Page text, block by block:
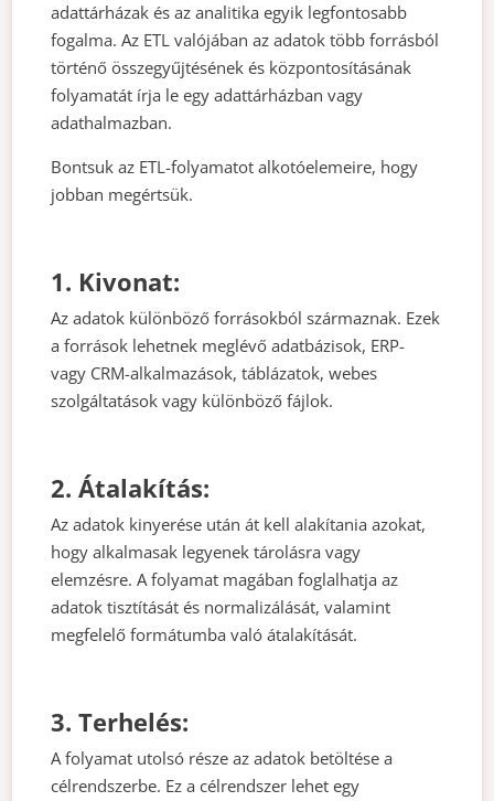
adattárházak és az analitika egyik legfontosabb
fogalma. Az ETL valójában az adatok több forrásból
történő összegyűjtésének és központosításának
folyamatát írja le egy adattárházban vagy
adathalmazban.
Bontsuk az ETL-folyamatot alkotóelemeire, hogy
jobban megértsük.
1. Kivonat:
Az adatok különböző forrásokból származnak. Ezek
a források lehetnek meglévő adatbázisok, ERP-
vagy CRM-alkalmazások, táblázatok, webes
szolgáltatások vagy különböző fájlok.
2. Átalakítás:
Az adatok kinyerése után át kell alakítania azokat,
hogy alkalmasak legyenek tárolásra vagy
elemzésre. A folyamat magában foglalhatja az
adatok tisztítását és normalizálását, valamint
megfelelő formátumba való átalakítását.
3. Terhelés:
A folyamat utolsó része az adatok betöltése a
célrendszerbe. Ez a célrendszer lehet egy